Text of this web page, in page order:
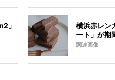
」
横浜赤レン
ート」が期
関連画像